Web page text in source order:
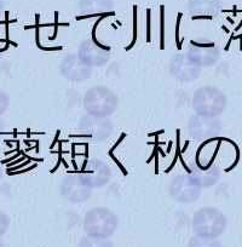
せで川に
蓼短く秋